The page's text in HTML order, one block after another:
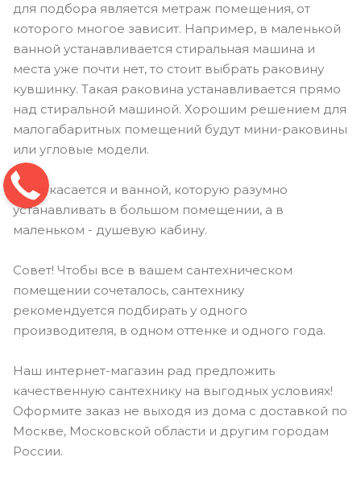
для подбора является метраж помещения, от
которого многое зависит. Например, в маленькой
ванной устанавливается стиральная машина и
места уже почти нет, то стоит выбрать раковину
кувшинку. Такая раковина устанавливается прямо
над стиральной машиной. Хорошим решением для
малогабаритных помещений будут мини-раковины
или угловые модели.
Тоже касается и ванной, которую разумно
устанавливать в большом помещении, а в
маленьком - душевую кабину.
Совет! Чтобы все в вашем сантехническом
помещении сочеталось, сантехнику
рекомендуется подбирать у одного
производителя, в одном оттенке и одного года.
Наш интернет-магазин рад предложить
качественную сантехнику на выгодных условиях!
Оформите заказ не выходя из дома с доставкой по
Москве, Московской области и другим городам
России.